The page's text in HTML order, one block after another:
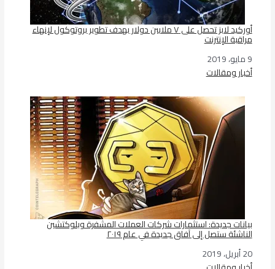
أوركيد لابز تحصل على ٧ ملايين دولار بهدف تطوير بروتوكول لإنهاء
مراقبة الإنترنت
التاريخ
9 مايو، 2019
في ما يتعلق بما يأتي
أخبار ومقالات
بيانات جديدة: استثمارات شركات العملات المشفرة وبلوكتشين
الناشئة ستصل إلى آفاق جديدة في عام ٢٠١٩
التاريخ
20 أبريل، 2019